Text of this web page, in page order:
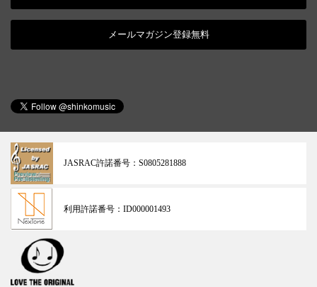
メールマガジン登録無料
JASRAC許諾番号： S0805281888
利用許諾番号： ID000001493